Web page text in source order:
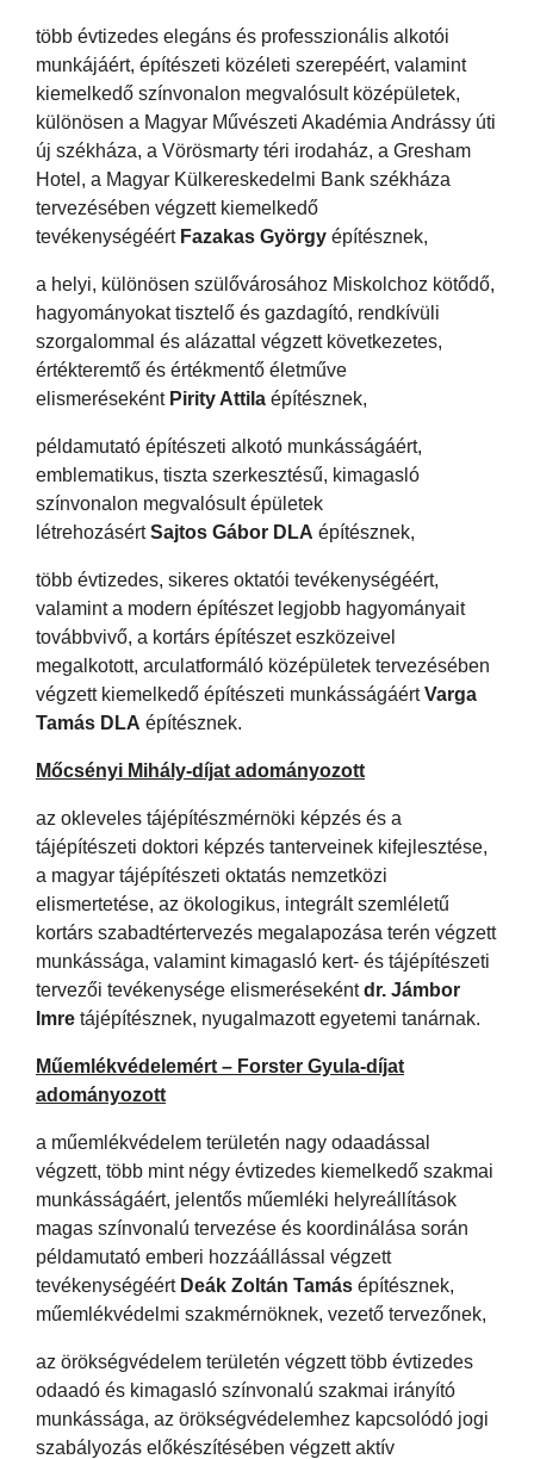
több évtizedes elegáns és professzionális alkotói
munkájáért, építészeti közéleti szerepéért, valamint
kiemelkedő színvonalon megvalósult középületek,
különösen a Magyar Művészeti Akadémia Andrássy úti
új székháza, a Vörösmarty téri irodaház, a Gresham
Hotel, a Magyar Külkereskedelmi Bank székháza
tervezésében végzett kiemelkedő
tevékenységéért Fazakas György építésznek,
a helyi, különösen szülővárosához Miskolchoz kötődő,
hagyományokat tisztelő és gazdagító, rendkívüli
szorgalommal és alázattal végzett következetes,
értékteremtő és értékmentő életműve
elismeréseként Pirity Attila építésznek,
példamutató építészeti alkotó munkásságáért,
emblematikus, tiszta szerkesztésű, kimagasló
színvonalon megvalósult épületek
létrehozásértSajtos Gábor DLA építésznek,
több évtizedes, sikeres oktatói tevékenységéért,
valamint a modern építészet legjobb hagyományait
továbbvivő, a kortárs építészet eszközeivel
megalkotott, arculatformáló középületek tervezésében
végzett kiemelkedő építészeti munkásságáértVarga
Tamás DLA építésznek.
Mőcsényi Mihály-díjat adományozott
az okleveles tájépítészmérnöki képzés és a
tájépítészeti doktori képzés tanterveinek kifejlesztése,
a magyar tájépítészeti oktatás nemzetközi
elismertetése, az ökologikus, integrált szemléletű
kortárs szabadtértervezés megalapozása terén végzett
munkássága, valamint kimagasló kert- és tájépítészeti
tervezői tevékenysége elismerésekéntdr. Jámbor
Imre tájépítésznek, nyugalmazott egyetemi tanárnak.
Műemlékvédelemért – Forster Gyula-díjat
adományozott
a műemlékvédelem területén nagy odaadással
végzett, több mint négy évtizedes kiemelkedő szakmai
munkásságáért, jelentős műemléki helyreállítások
magas színvonalú tervezése és koordinálása során
példamutató emberi hozzáállással végzett
tevékenységéért Deák Zoltán Tamás építésznek,
műemlékvédelmi szakmérnöknek, vezető tervezőnek,
az örökségvédelem területén végzett több évtizedes
odaadó és kimagasló színvonalú szakmai irányító
munkássága, az örökségvédelemhez kapcsolódó jogi
szabályozás előkészítésében végzett aktív